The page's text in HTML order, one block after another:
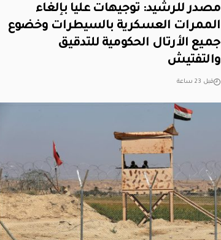
مصدر للرشيد: توجيهات عليا بإلغاء
الممرات العسكرية بالسيطرات وخضوع
جميع الأرتال الحكومية للتدقيق
والتفتيش
قبل 23 ساعة